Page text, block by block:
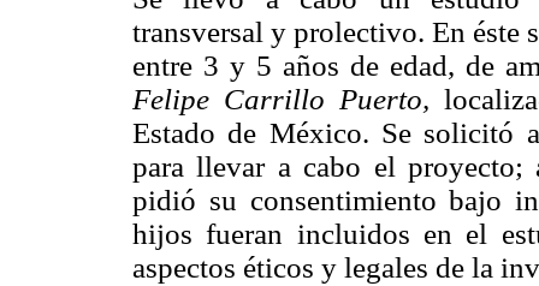
transversal y prolectivo. En éste
entre 3 y 5 años de edad, de
Felipe Carrillo Puerto,
Estado de México. Se solicitó
para llevar a cabo el proyecto;
pidió su consentimiento bajo
hijos fueran incluidos en el
aspectos éticos y legales de la